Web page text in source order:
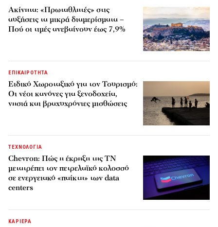
Ακίνητα: «Πρωταθλητές» στις
αυξήσεις τα μικρά διαμερίσματα –
Πού οι τιμές ανεβαίνουν έως 7,9%
ΕΠΙΚΑΙΡΟΤΗΤΑ
Ειδικό Χωροταξικό για τον Τουρισμό:
Οι νέοι κανόνες για ξενοδοχεία,
νησιά και βραχυχρόνιες μισθώσεις
ΤΕΧΝΟΛΟΓΙΑ
Chevron: Πώς η έκρηξη της ΤΝ
μετατρέπει τον πετρελαϊκό κολοσσό
σε ενεργειακό «παίκτη» των data
centers
ΚΑΡΙΕΡΑ